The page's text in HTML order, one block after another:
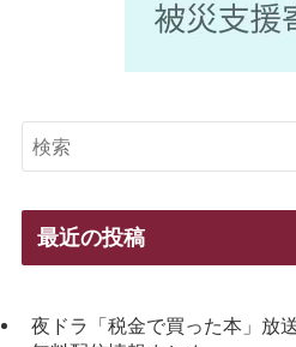
最近の投稿
夜ドラ「税金で買った本」放